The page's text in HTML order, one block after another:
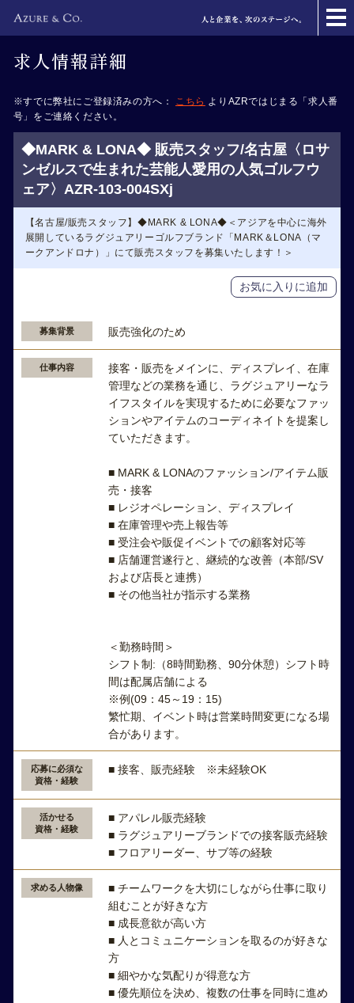
求人情報詳細
※すでに弊社にご登録済みの方へ： こちら よりAZRではじまる「求人番
号」をご連絡ください。
◆MARK & LONA◆ 販売スタッフ/名古屋〈ロサ
ンゼルスで生まれた芸能人愛用の人気ゴルフウ
ェア〉AZR-103-004SXj
【名古屋/販売スタッフ】◆MARK & LONA◆＜アジアを中心に海外
展開しているラグジュアリーゴルフブランド「MARK＆LONA（マ
ークアンドロナ）」にて販売スタッフを募集いたします！＞
お気に入りに追加
募集背景 販売強化のため
仕事内容
接客・販売をメインに、ディスプレイ、在庫
管理などの業務を通じ、ラグジュアリーなラ
イフスタイルを実現するために必要なファッ
ションやアイテムのコーディネイトを提案し
ていただきます。
■ MARK & LONAのファッション/アイテム販
売・接客
■ レジオペレーション、ディスプレイ
■ 在庫管理や売上報告等
■ 受注会や販促イベントでの顧客対応等
■ 店舗運営遂行と、継続的な改善（本部/SV
および店長と連携）
■ その他当社が指示する業務
＜勤務時間＞
シフト制:（8時間勤務、90分休憩）シフト時
間は配属店舗による
※例(09：45～19：15)
繁忙期、イベント時は営業時間変更になる場
合があります。
応募に必須な
資格・経験
■ 接客、販売経験 ※未経験OK
活かせる
資格・経験
■ アパレル販売経験
■ ラグジュアリーブランドでの接客販売経験
■ フロアリーダー、サブ等の経験
求める人物像
■ チームワークを大切にしながら仕事に取り
組むことが好きな方
■ 成長意欲が高い方
■ 人とコミュニケーションを取るのが好きな
方
■ 細やかな気配りが得意な方
■ 優先順位を決め、複数の仕事を同時に進め